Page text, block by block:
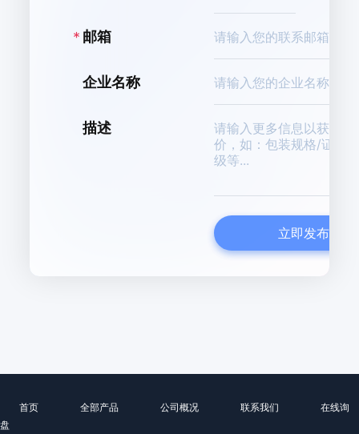
邮箱
企业名称
描述
立即发布
首页 全部产品 公司概况 联系我们
在线询
盘